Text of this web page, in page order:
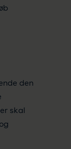
den
skal